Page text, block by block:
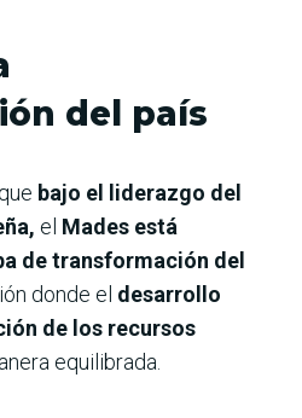
del país
bajo el liderazgo del
el Mades está
de transformación del
donde el desarrollo
de los recursos
equilibrada.